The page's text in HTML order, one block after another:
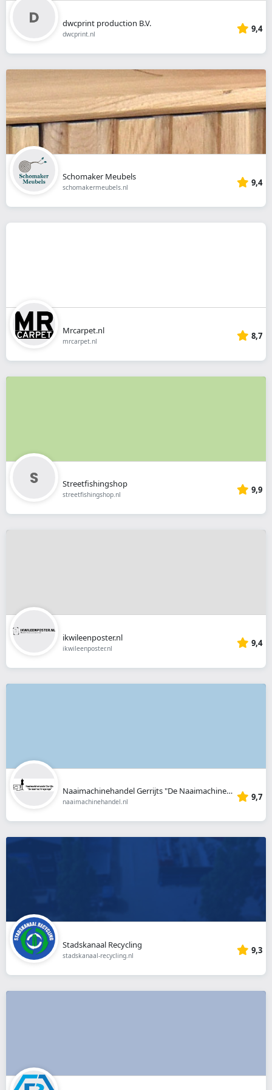
dwcprint production B.V.
dwcprint.nl 9,4
Schomaker Meubels
schomakermeubels.nl 9,4
Mrcarpet.nl
mrcarpet.nl 8,7
Streetfishingshop
streetfishingshop.nl 9,9
ikwileenposter.nl
ikwileenposter.nl 9,4
Naaimachinehandel Gerrijts "De Naaimachinegarage"
naaimachinehandel.nl 9,7
Stadskanaal Recycling
stadskanaal-recycling.nl 9,3